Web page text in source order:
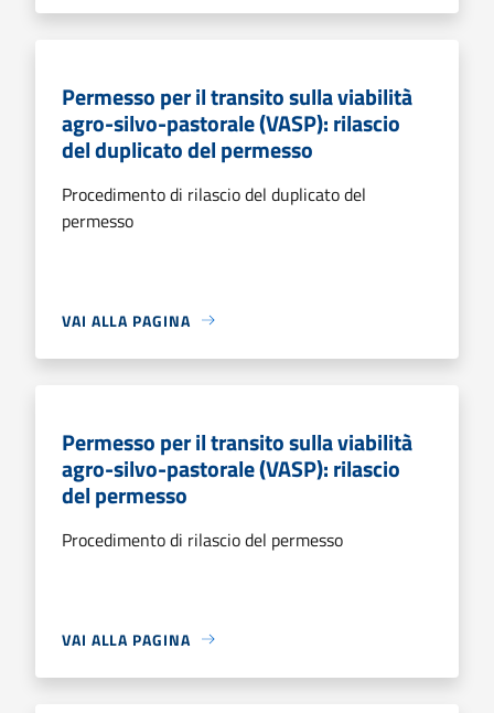
Permesso per il transito sulla viabilità
agro-silvo-pastorale (VASP): rilascio
del duplicato del permesso
Procedimento di rilascio del duplicato del
permesso
VAI ALLA PAGINA
Permesso per il transito sulla viabilità
agro-silvo-pastorale (VASP): rilascio
del permesso
Procedimento di rilascio del permesso
VAI ALLA PAGINA